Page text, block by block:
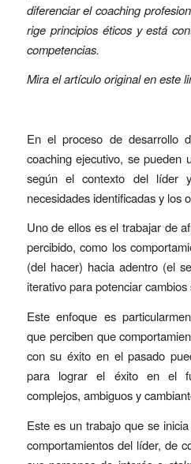
diferenciar el coaching
rige principios éticos y está
competencias.
Mira el artículo original en este
En el proceso de desarrollo
coaching ejecutivo, se pueden
según el contexto del líder
necesidades identificadas y los
Uno de ellos es el trabajar de
percibido, como los
(del hacer) hacia adentro (el
iterativo para potenciar
Este enfoque es
que perciben que
con su éxito en el pasado
para lograr el éxito en el
complejos, ambiguos y
Este es un trabajo que se
comportamientos del líder, de